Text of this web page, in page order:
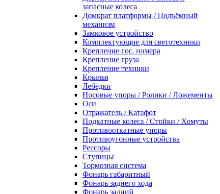
запасные колеса
Домкрат платформы / Подъёмный
механизм
Замковое устройство
Комплектующие для светотехники
Крепление гос. номера
Крепление груза
Крепление техники
Крылья
Лебедки
Носовые упоры / Ролики / Ложементы
Оси
Отражатель / Катафот
Подкатные колеса / Стойки / Хомуты
Противооткатные упоры
Противоугонные устройства
Рессоры
Ступицы
Тормозная система
Фонарь габаритный
Фонарь заднего хода
Фонарь задний